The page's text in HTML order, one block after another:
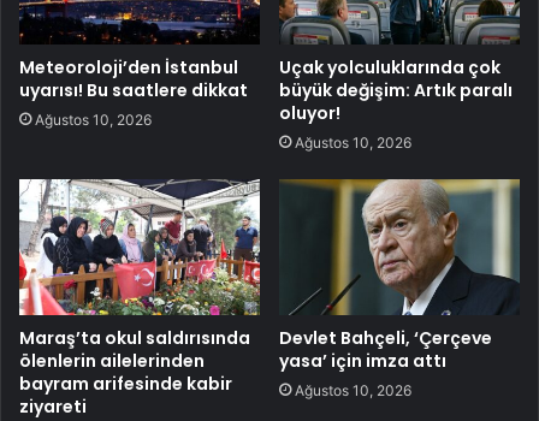
Meteoroloji’den İstanbul
uyarısı! Bu saatlere dikkat
Ağustos 10, 2026
Uçak yolculuklarında çok
büyük değişim: Artık paralı
oluyor!
Ağustos 10, 2026
Maraş’ta okul saldırısında
ölenlerin ailelerinden
bayram arifesinde kabir
ziyareti
Devlet Bahçeli, ‘Çerçeve
yasa’ için imza attı
Ağustos 10, 2026